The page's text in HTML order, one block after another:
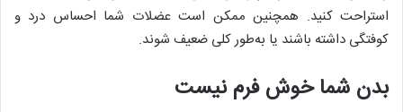
استراحت کنید. همچنین ممکن است عضلات شما احساس درد و
کوفتگی داشته باشند یا به‌طور کلی ضعیف شوند.
بدن شما خوش فرم نیست